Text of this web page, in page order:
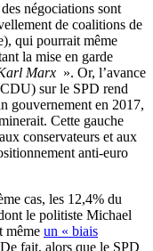
négociations sont
de coalitions de
qui pourrait même
la mise en garde
Marx ». Or, l’avance
sur le SPD rend
gouvernement en 2017,
Cette gauche
conservateurs et aux
anti-euro
cas, les 12,4% du
le politiste Michael
même un « biais
fait, alors que le SPD